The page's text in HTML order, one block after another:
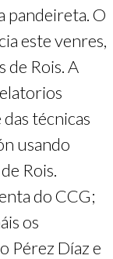
pandeireta. O
este venres,
de Rois. A
técnicas
usando
Rois.
do CCG;
os
Pérez Díaz e